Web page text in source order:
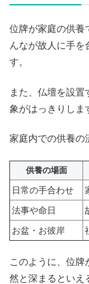
位牌が家庭の供養
んなが故人に手を
す。
また、仏壇を設
象がはっきりしま
家庭内での供養の
供養の場面
日常の手合わせ
法事や命日
お盆・お彼岸
このように、位牌
然と深まるといえ